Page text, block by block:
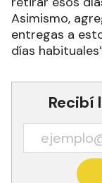
Asimismo,
entregas a
días
Recibí